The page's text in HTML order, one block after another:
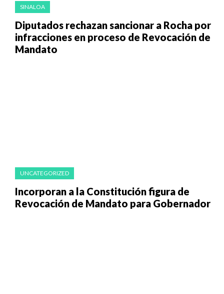
SINALOA
Diputados rechazan sancionar a Rocha por
infracciones en proceso de Revocación de
Mandato
UNCATEGORIZED
Incorporan a la Constitución figura de
Revocación de Mandato para Gobernador